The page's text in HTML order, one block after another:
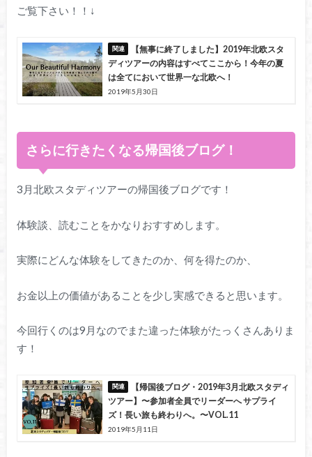
ご覧下さい！！↓
【無事に終了しました】2019年北欧スタ
ディツアーの内容はすべてここから！今年の夏
は全てにおいて世界一な北欧へ！
2019年5月30日
さらに行きたくなる帰国後ブログ！
3月北欧スタディツアーの帰国後ブログです！
体験談、読むことをかなりおすすめします。
実際にどんな体験をしてきたのか、何を得たのか、
お金以上の価値があることを少し実感できると思います。
今回行くのは9月なのでまた違った体験がたっくさんありま
す！
【帰国後ブログ・2019年3月北欧スタディ
ツアー】〜参加者全員でリーダーへ サプライ
ズ！長い旅も終わりへ。〜VOL.11
2019年5月11日